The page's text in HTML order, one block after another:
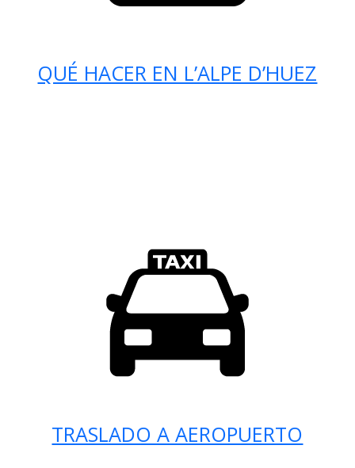
QUÉ HACER EN L’ALPE D’HUEZ
TRASLADO A AEROPUERTO